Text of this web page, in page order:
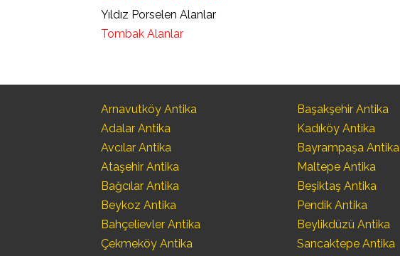
Yıldız Porselen Alanlar
Tombak Alanlar
Arnavutköy Antika
Adalar Antika
Avcılar Antika
Ataşehir Antika
Bağcılar Antika
Beykoz Antika
Bahçelievler Antika
Çekmeköy Antika
Başakşehir Antika
Kadıköy Antika
Bayrampaşa Antika
Maltepe Antika
Beşiktaş Antika
Pendik Antika
Beylikdüzü Antika
Sancaktepe Antika